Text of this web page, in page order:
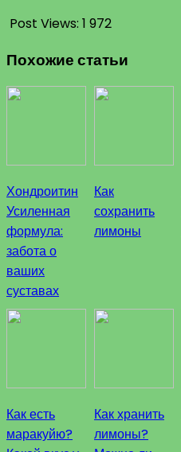
Post Views: 1 972
Похожие статьи
Хондроитин
Усиленная
формула:
забота о
ваших
суставах
Как
сохранить
лимоны
Как есть
маракуйю?
Как хранить
лимоны?